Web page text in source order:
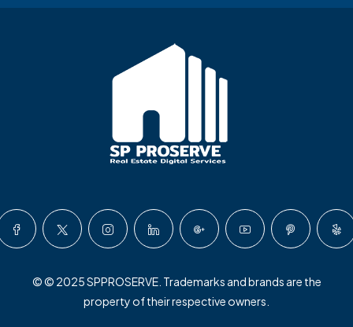
© © 2025 SPPROSERVE. Trademarks and brands are the
property of their respective owners.